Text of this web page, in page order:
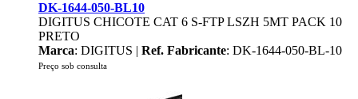
DK-1644-050-BL10
DIGITUS CHICOTE CAT 6 S-FTP LSZH 5MT PACK 10
PRETO
Marca: DIGITUS | Ref. Fabricante: DK-1644-050-BL-10
Preço sob consulta